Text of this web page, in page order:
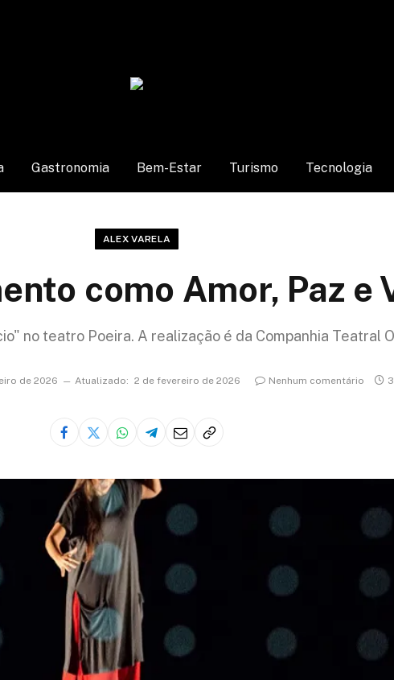
Gastronomia Bem-Estar Turismo Tecnologia
ALEX VARELA
como Amor, Paz e
no teatro Poeira. A realização é da Companhia Teatral
de 2026 Atualizado: 2 de fevereiro de 2026 Nenhum comentário